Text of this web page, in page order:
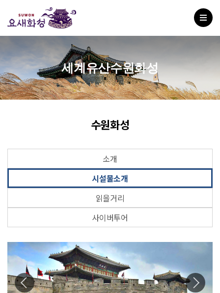
세계유산수원화성
수원화성
소개
시설물소개
읽을거리
사이버투어